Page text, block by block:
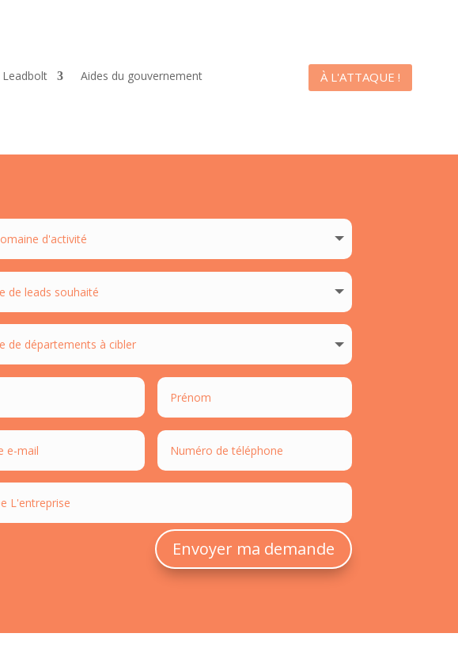
Leadbolt Aides du gouvernement À L'ATTAQUE !
Envoyer ma demande